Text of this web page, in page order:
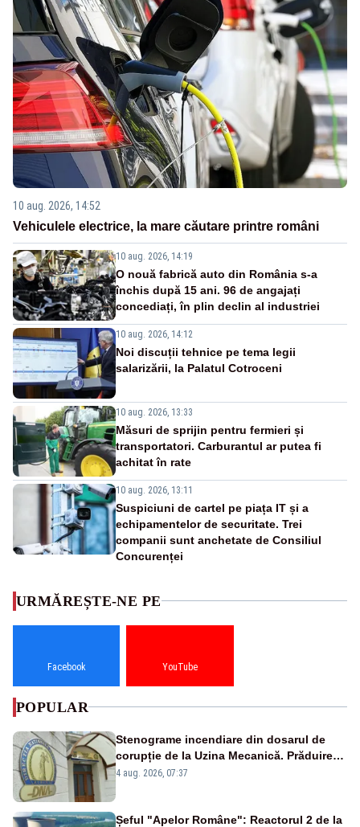
10 aug. 2026, 14:52
Vehiculele electrice, la mare căutare printre români
10 aug. 2026, 14:19
O nouă fabrică auto din România s-a
închis după 15 ani. 96 de angajați
concediați, în plin declin al industriei
10 aug. 2026, 14:12
Noi discuții tehnice pe tema legii
salarizării, la Palatul Cotroceni
10 aug. 2026, 13:33
Măsuri de sprijin pentru fermieri și
transportatori. Carburantul ar putea fi
achitat în rate
10 aug. 2026, 13:11
Suspiciuni de cartel pe piața IT și a
echipamentelor de securitate. Trei
companii sunt anchetate de Consiliul
Concurenței
URMĂREȘTE-NE PE
Facebook YouTube
POPULAR
Stenograme incendiare din dosarul de
corupție de la Uzina Mecanică. Prăduirea
banilor din programul SAFE, interceptată
4 aug. 2026, 07:37
Șeful "Apelor Române": Reactorul 2 de la